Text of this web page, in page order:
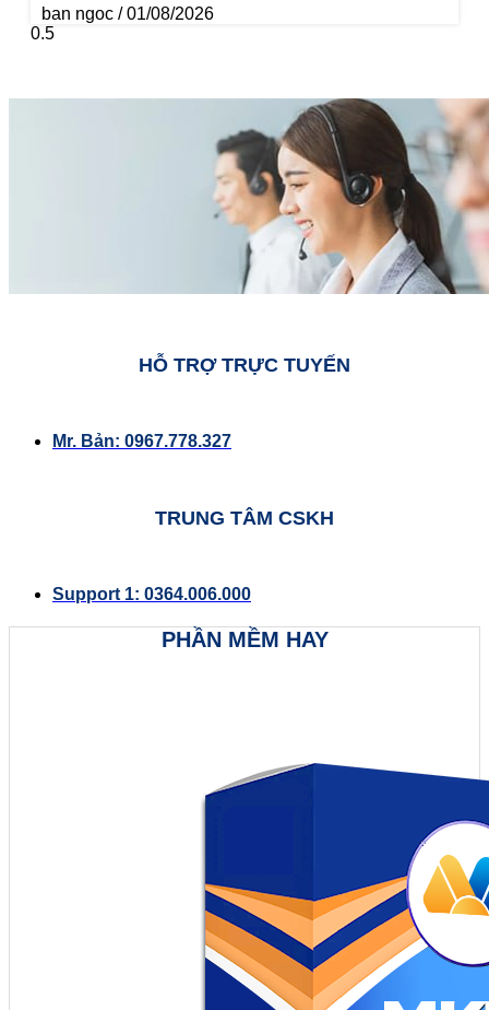
ban ngoc 01/08/2026
HỖ TRỢ TRỰC TUYẾN
Mr. Bản: 0967.778.327
TRUNG TÂM CSKH
Support 1: 0364.006.000
PHẦN MỀM HAY